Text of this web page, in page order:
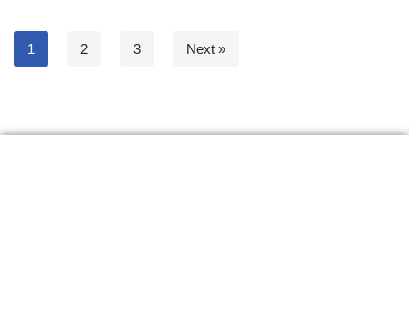
1 2 3 Next »